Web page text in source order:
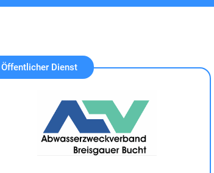
Öffentlicher Dienst